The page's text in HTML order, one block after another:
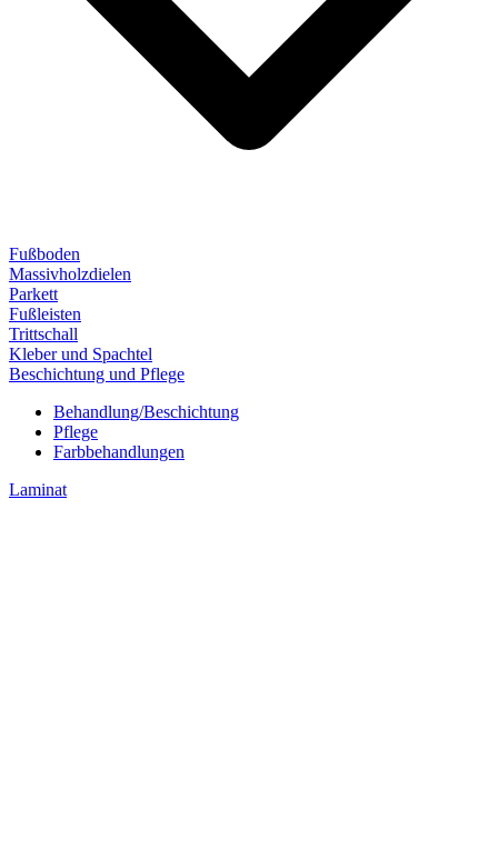
Fußboden
Massivholzdielen
Parkett
Fußleisten
Trittschall
Kleber und Spachtel
Beschichtung und Pflege
Behandlung/Beschichtung
Pflege
Farbbehandlungen
Laminat